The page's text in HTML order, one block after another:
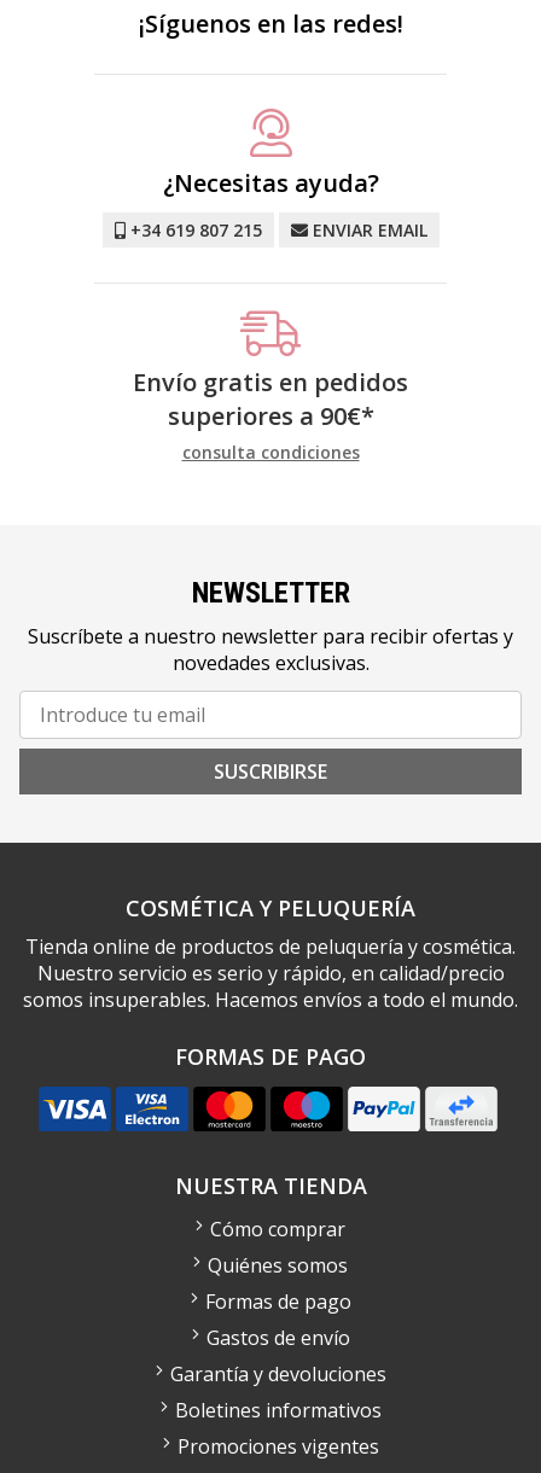
¡Síguenos en las redes!
¿Necesitas ayuda?
+34 619 807 215 ENVIAR EMAIL
Envío gratis en pedidos
superiores a 90€*
consulta condiciones
NEWSLETTER
Suscríbete a nuestro newsletter para recibir ofertas y
novedades exclusivas.
SUSCRIBIRSE
COSMÉTICA Y PELUQUERÍA
Tienda online de productos de peluquería y cosmética.
Nuestro servicio es serio y rápido, en calidad/precio
somos insuperables. Hacemos envíos a todo el mundo.
FORMAS DE PAGO
NUESTRA TIENDA
Cómo comprar
Quiénes somos
Formas de pago
Gastos de envío
Garantía y devoluciones
Boletines informativos
Promociones vigentes